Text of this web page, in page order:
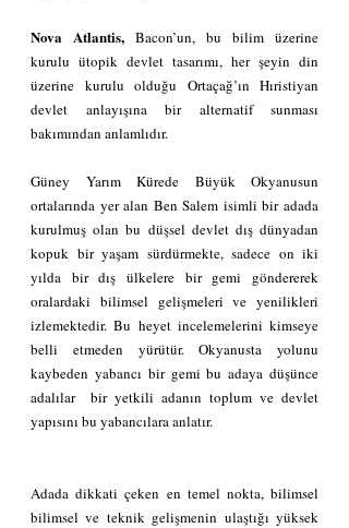
Nova Atlantis, Bacon’un, bu bilim üzerine
kurulu ütopik devlet tasarımı, her şeyin din
üzerine kurulu olduğu Ortaçağ’ın Hıristiyan
devlet anlayışına bir alternatif sunması
bakımından anlamlıdır.
Güney Yarım Kürede Büyük Okyanusun
ortalarında yer alan Ben Salem isimli bir adada
kurulmuş olan bu düşsel devlet dış dünyadan
kopuk bir yaşam sürdürmekte, sadece on iki
yılda bir dış ülkelere bir gemi göndererek
oralardaki bilimsel gelişmeleri ve yenilikleri
izlemektedir. Bu heyet incelemelerini kimseye
belli etmeden yürütür. Okyanusta yolunu
kaybeden yabancı bir gemi bu adaya düşünce
adalılar  bir yetkili adanın toplum ve devlet
yapısını bu yabancılara anlatır.
Adada dikkati çeken en temel nokta, bilimsel
bilimsel ve teknik gelişmenin ulaştığı yüksek